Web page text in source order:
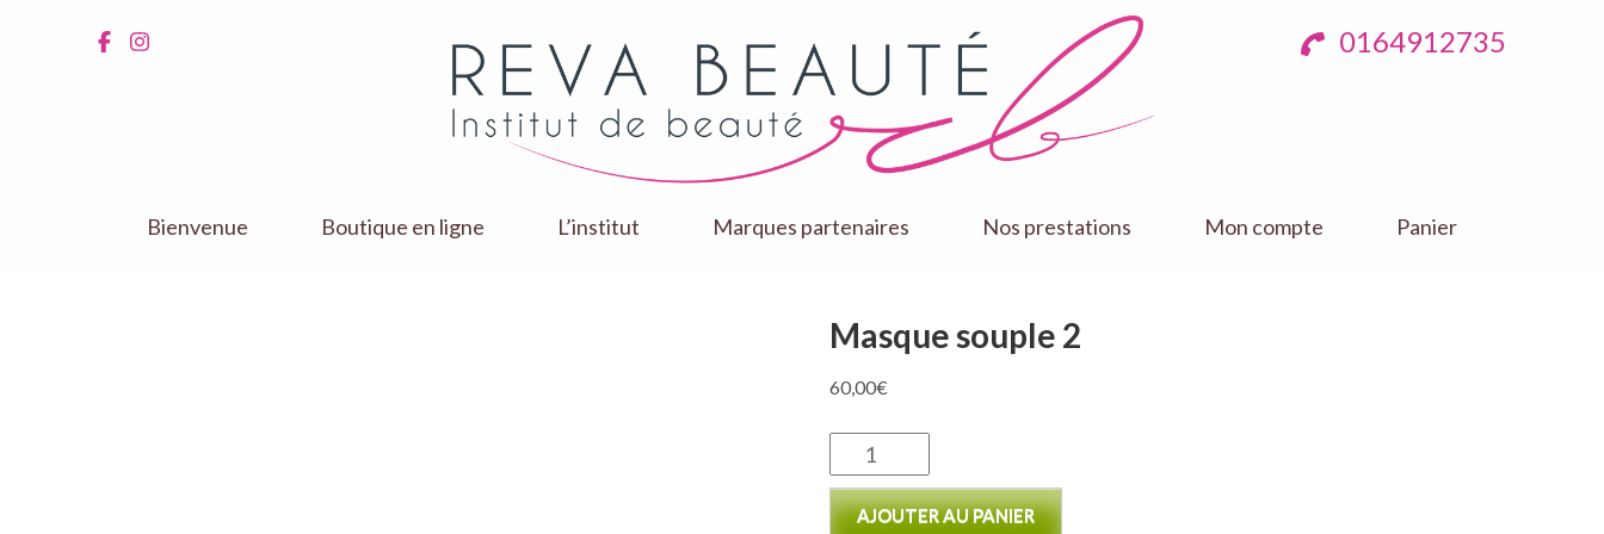
0164912735
Bienvenue Boutique en ligne L’institut Marques partenaires Nos prestations Mon compte Panier
Masque souple 2
60,00€
quantité
de
Masque
AJOUTER AU PANIER